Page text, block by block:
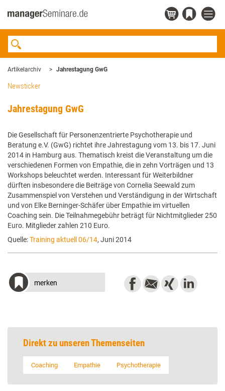
Artikelarchiv Jahrestagung GwG
Newsticker
Jahrestagung GwG
Die Gesellschaft für Personenzentrierte Psychotherapie und
Beratung e.V. (GwG) richtet ihre Jahrestagung vom 13. bis 17. Juni
2014 in Hamburg aus. Thematisch kreist die Veranstaltung um die
verschiedenen Formen von Empathie, die in zehn Vorträgen und 13
Workshops beleuchtet werden. Interessant für Weiterbildner
dürften insbesondere die Beiträge von Cornelia Seewald zum
Zusammenspiel von Verstehen und Verständigung in der Wirtschaft
und von Elke Berninger-Schäfer über Empathie im virtuellen
Coaching sein. Die Teilnahmegebühr beträgt für Nichtmitglieder 250
Euro. Mitglieder zahlen 210 Euro.
Quelle:Training aktuell 06/14, Juni 2014
merken
Direkt zu unseren Themenseiten
Coaching Empathie Psychotherapie